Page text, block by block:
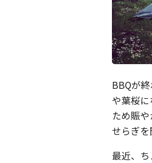
BBQが
や葉桜
ため賑
せらぎを
最近、ち